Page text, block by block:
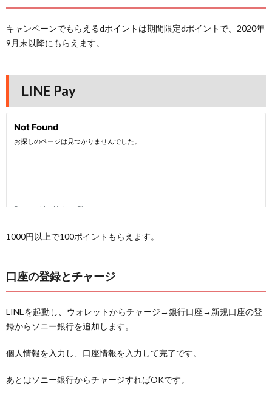
キャンペーンでもらえるdポイントは期間限定dポイントで、2020年
9月末以降にもらえます。
LINE Pay
1000円以上で100ポイントもらえます。
口座の登録とチャージ
LINEを起動し、ウォレットからチャージ→銀行口座→新規口座の登
録からソニー銀行を追加します。
個人情報を入力し、口座情報を入力して完了です。
あとはソニー銀行からチャージすればOKです。